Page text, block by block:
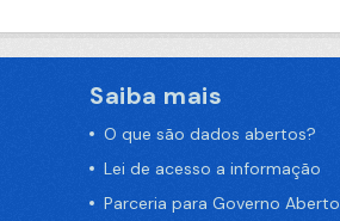
Saiba mais
O que são dados abertos?
Lei de acesso a informação
Parceria para Governo Aberto